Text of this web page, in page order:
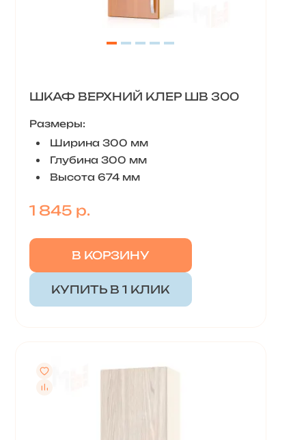
ШКАФ ВЕРХНИЙ КЛЕР ШВ 300
Размеры:
Ширина 300 мм
Глубина 300 мм
Высота 674 мм
1 845 р.
В КОРЗИНУ
КУПИТЬ В 1 КЛИК